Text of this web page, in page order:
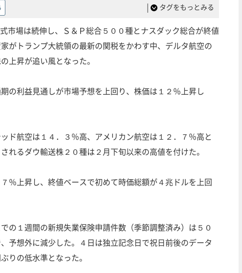
| タグをもっとみる
市場は続伸し、Ｓ＆Ｐ総合５００種とナスダック総合が終値
がトランプ大統領の最新の関税をかわす中、デルタ航空の
上昇が追い風となった。
の利益見通しが市場予想を上回り、株価は１２％上昇し
ド航空は１４．３％高、アメリカン航空は１２．７％高と
れるダウ輸送株２０種は２月下旬以来の高値を付けた。
％上昇し、終値ベースで初めて時価総額が４兆ドルを上回
の１週間の新規失業保険申請件数（季節調整済み）は５０
予想外に減少した。４日は独立記念日で祝日前後のデータ
りの低水準となった。